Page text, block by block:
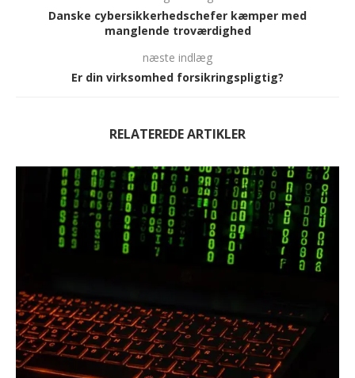
Danske cybersikkerhedschefer kæmper med
manglende troværdighed
næste indlæg
Er din virksomhed forsikringspligtig?
RELATEREDE ARTIKLER